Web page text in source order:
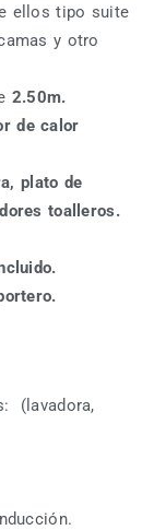
ellos tipo suite
y otro
2.50m.
de calor
plato de
toalleros.
(lavadora,